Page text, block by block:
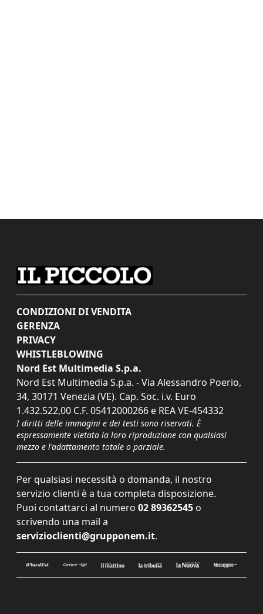
CONDIZIONI DI VENDITA
GERENZA
PRIVACY
WHISTLEBLOWING
Nord Est Multimedia S.p.a.
Nord Est Multimedia S.p.a. - Via Alessandro Poerio,
34, 30171 Venezia (VE). Cap. Soc. i.v. Euro
1.432.522,00 C.F. 05412000266 e REA VE-454332
I diritti delle immagini e dei testi sono riservati. È
espressamente vietata la loro riproduzione con qualsiasi
mezzo e l'adattamento totale o parziale.
Per qualsiasi necessità o domanda, il nostro
servizio clienti è a tua completa disposizione.
Puoi contattarci al numero 02 89362545 o
scrivendo una mail a
servizioclienti@grupponem.it.